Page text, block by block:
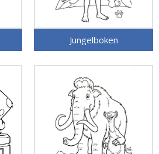
Jungelboken